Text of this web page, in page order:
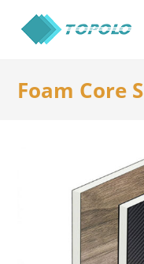
content
Foam Core